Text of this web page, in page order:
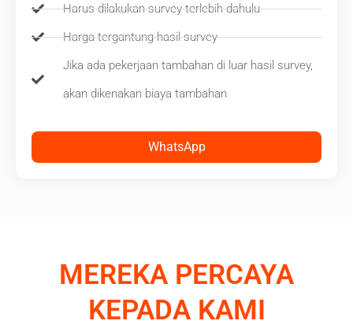
Harus dilakukan survey terlebih dahulu
Harga tergantung hasil survey
Jika ada pekerjaan tambahan di luar hasil survey,
akan dikenakan biaya tambahan
WhatsApp
MEREKA PERCAYA
KEPADA KAMI